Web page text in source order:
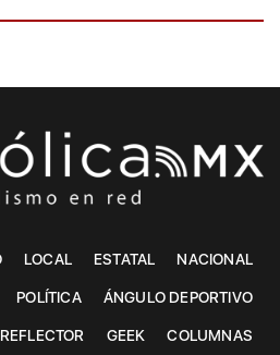
LOCAL ESTATAL NACIONAL
POLÍTICA ÁNGULO DEPORTIVO
REFLECTOR GEEK COLUMNAS